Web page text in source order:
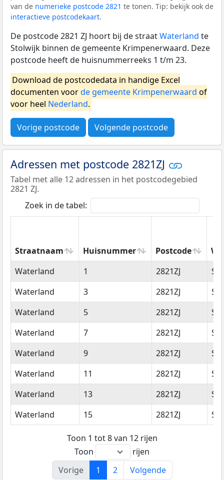
van de numerieke postcode 2821 te tonen. Tip: bekijk ook de
interactieve postcodekaart.
De postcode 2821 ZJ hoort bij de straatWaterland te
Stolwijk binnen de gemeente Krimpenerwaard. Deze
postcode heeft de huisnummerreeks 1 t/m 23.
Download de postcodedata in handige Excel
documenten voorde gemeente Krimpenerwaard of
voor heel Nederland.
Vorige postcode Volgende postcode
Adressen met postcode 2821ZJ
Tabel met alle 12 adressen in het postcodegebied
2821 ZJ.
Zoek in de tabel:
Straatnaam Huisnummer Postcode
Straatnaam
Huisnummer Postcode
Waterland 1 2821ZJ
Waterland
3 2821ZJ
Waterland
5 2821ZJ
Waterland
7 2821ZJ
Waterland
9 2821ZJ
Waterland
11 2821ZJ
Waterland
13 2821ZJ
Waterland
15 2821ZJ
Toon 1 tot 8 van 12 rijen
Toon
rijen
Vorige
1 2 Volgende